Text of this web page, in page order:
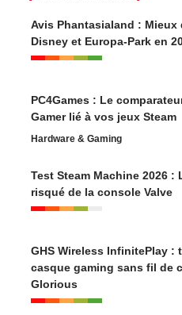
Avis Phantasialand : Mieux
Disney et Europa-Park en
PC4Games : Le
Gamer lié à vos jeux Steam
Hardware & Gaming
Test Steam Machine 2026 :
risqué de la console Valve
GHS Wireless InfinitePlay :
casque gaming sans fil de
Glorious